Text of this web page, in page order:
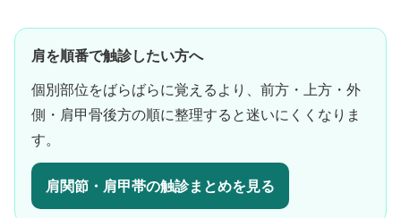
肩を順番で触診したい方へ
個別部位をばらばらに覚えるより、前方・上方・外
側・肩甲骨後方の順に整理すると迷いにくくなりま
す。
肩関節・肩甲帯の触診まとめを見る